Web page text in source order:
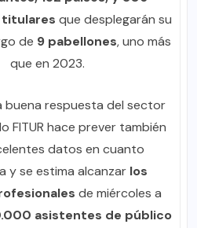
que desplegarán su
de 9 pabellones, uno más
que en 2023.
buena respuesta del sector
FITUR hace prever también
datos en cuanto
y se estima alcanzar los
de miércoles a
asistentes de público